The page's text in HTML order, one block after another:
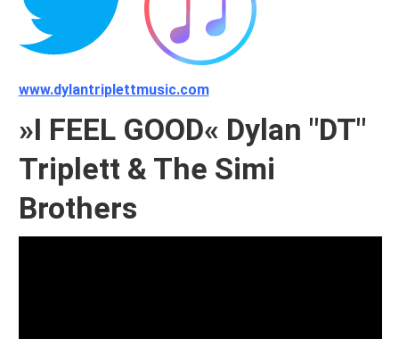
www.dylantriplettmusic.com
»I FEEL GOOD« Dylan "DT"
Triplett & The Simi
Brothers